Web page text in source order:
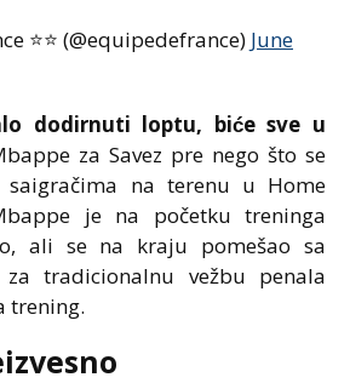
⭐⭐ (@equipedefrance) June
dodirnuti loptu, biće sve u
za Savez pre nego što se
na terenu u Home
je na početku treninga
ali se na kraju pomešao sa
tradicionalnu vežbu penala
trening.